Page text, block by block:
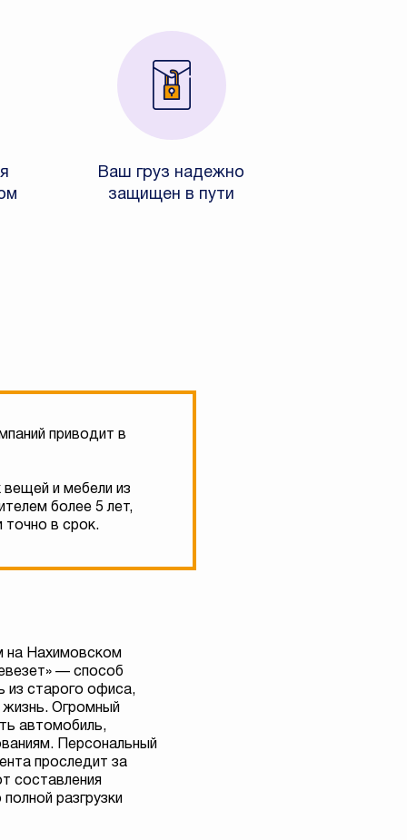
Ваш груз надежно
защищен в пути
приводит в
и мебели из
более 5 лет,
точно в срок.
на Нахимовском
— способ
из старого офиса,
Огромный
автомобиль,
Персональный
проследит за
составления
разгрузки